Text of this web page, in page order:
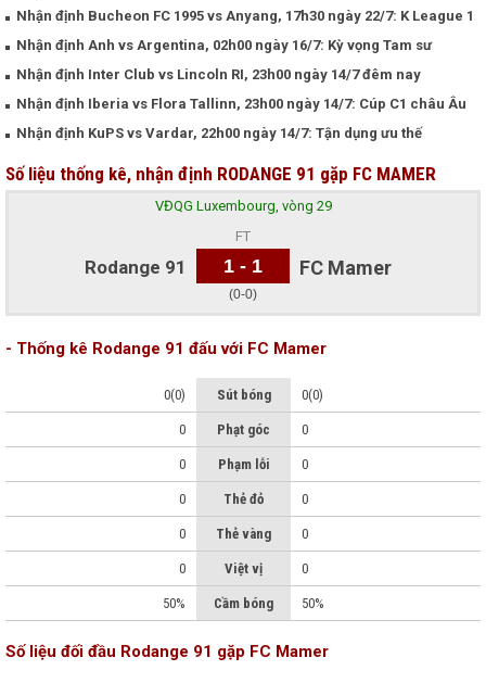
Nhận định Bucheon FC 1995 vs Anyang, 17h30 ngày 22/7: K League 1
Nhận định Anh vs Argentina, 02h00 ngày 16/7: Kỳ vọng Tam sư
Nhận định Inter Club vs Lincoln RI, 23h00 ngày 14/7 đêm nay
Nhận định Iberia vs Flora Tallinn, 23h00 ngày 14/7: Cúp C1 châu Âu
Nhận định KuPS vs Vardar, 22h00 ngày 14/7: Tận dụng ưu thế
Số liệu thống kê, nhận định RODANGE 91 gặp FC MAMER
VĐQG Luxembourg, vòng 29
Rodange 91
FT
1 - 1
(0-0)
FC Mamer
- Thống kê Rodange 91 đấu với FC Mamer
0(0) Sút bóng 0(0)
0 Phạt góc 0
0 Phạm lỗi 0
0 Thẻ đỏ 0
0 Thẻ vàng 0
0 Việt vị 0
50% Cầm bóng 50%
Số liệu đối đầu Rodange 91 gặp FC Mamer